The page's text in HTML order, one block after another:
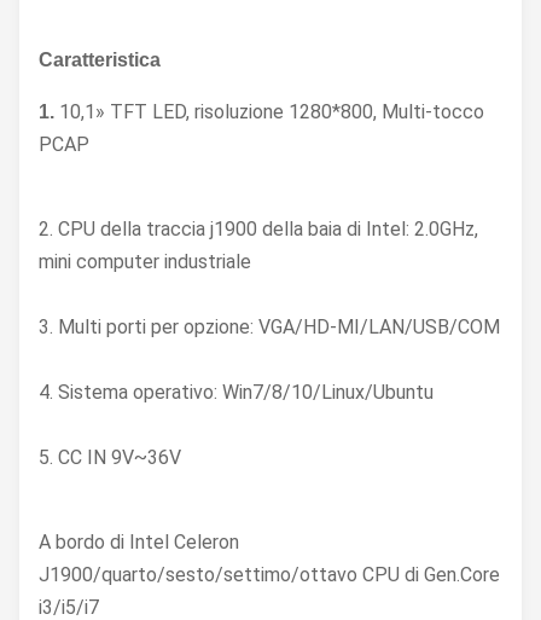
Caratteristica
1. 10,1» TFT LED, risoluzione 1280*800, Multi-tocco
PCAP
2. CPU della traccia j1900 della baia di Intel: 2.0GHz,
mini computer industriale
3. Multi porti per opzione: VGA/HD-MI/LAN/USB/COM
4. Sistema operativo: Win7/8/10/Linux/Ubuntu
5. CC IN 9V~36V
A bordo di Intel Celeron
J1900/quarto/sesto/settimo/ottavo CPU di Gen.Core
i3/i5/i7